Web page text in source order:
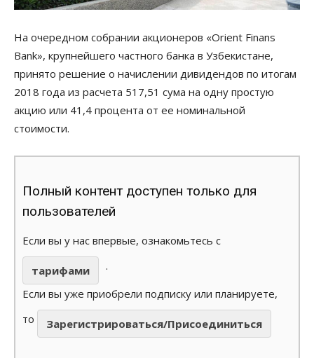
На очередном собрании акционеров «Orient Finans
Bank», крупнейшего частного банка в Узбекистане,
принято решение о начислении дивидендов по итогам
2018 года из расчета 517,51 сума на одну простую
акцию или 41,4 процента от ее номинальной
стоимости.
Полный контент доступен только для
пользователей
Если вы у нас впервые, ознакомьтесь с
тарифами
.
Если вы уже приобрели подписку или планируете,
то
Зарегистрироваться/Присоединиться